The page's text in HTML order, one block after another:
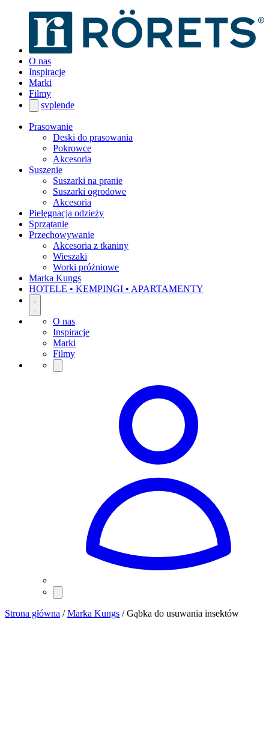
O nas
Inspiracje
Marki
Filmy
svplende
Prasowanie
Deski do prasowania
Pokrowce
Akcesoria
Suszenie
Suszarki na pranie
Suszarki ogrodowe
Akcesoria
Pielęgnacja odzieży
Sprzątanie
Przechowywanie
Akcesoria z tkaniny
Wieszaki
Worki próżniowe
Marka Kungs
HOTELE • KEMPINGI • APARTAMENTY
O nas
Inspiracje
Marki
Filmy
Strona główna /Marka Kungs / Gąbka do usuwania insektów